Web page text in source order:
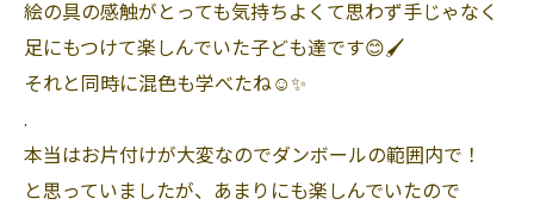
絵の具の感触がとっても気持ちよくて思わず手じゃなく
足にもつけて楽しんでいた子ども達です😊🖌
それと同時に混色も学べたね☺️✨
.
本当はお片付けが大変なのでダンボールの範囲内で！
と思っていましたが、あまりにも楽しんでいたので